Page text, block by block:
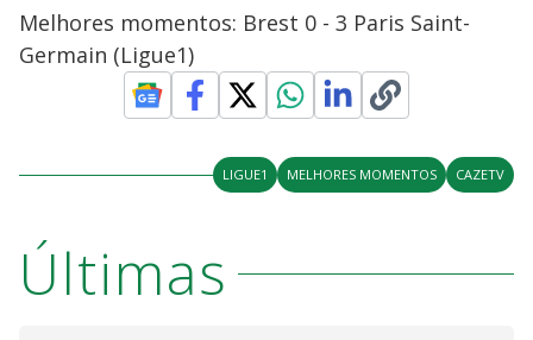
Melhores momentos: Brest 0 - 3 Paris Saint-
Germain (Ligue1)
LIGUE1 MELHORES MOMENTOS CAZETV
Últimas